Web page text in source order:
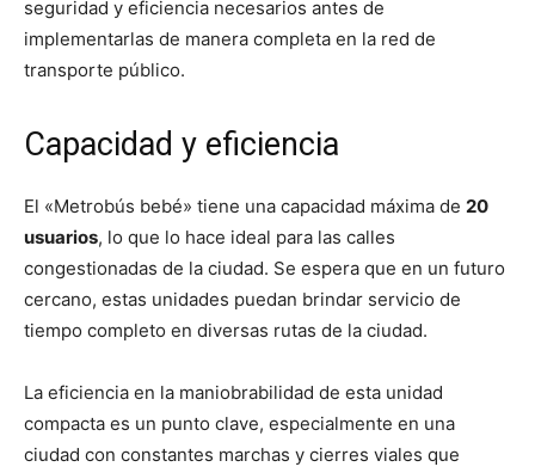
seguridad y eficiencia necesarios antes de
implementarlas de manera completa en la red de
transporte público.
Capacidad y eficiencia
El «Metrobús bebé» tiene una capacidad máxima de 20
usuarios, lo que lo hace ideal para las calles
congestionadas de la ciudad. Se espera que en un futuro
cercano, estas unidades puedan brindar servicio de
tiempo completo en diversas rutas de la ciudad.
La eficiencia en la maniobrabilidad de esta unidad
compacta es un punto clave, especialmente en una
ciudad con constantes marchas y cierres viales que